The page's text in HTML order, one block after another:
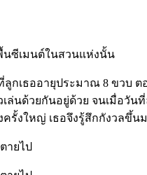
นซีเมนต์ในสวนแห่งนั้น
กเธออายุประมาณ 8 ขวบ ต
ล่นด้วยกันอยู่ด้วย จนเมื่อวั
งใหญ่ เธอจึงรู้สึกกังวลขึ้น